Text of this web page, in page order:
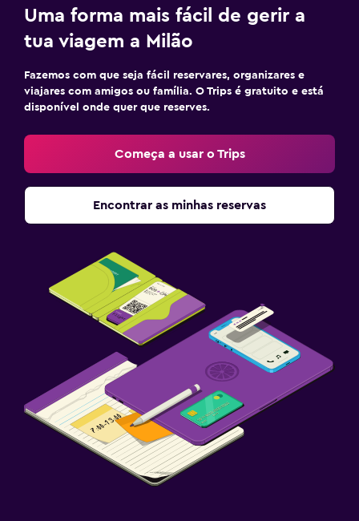
Uma forma mais fácil de gerir a
tua viagem a Milão
Fazemos com que seja fácil reservares, organizares e
viajares com amigos ou família. O Trips é gratuito e está
disponível onde quer que reserves.
Começa a usar o Trips
Encontrar as minhas reservas